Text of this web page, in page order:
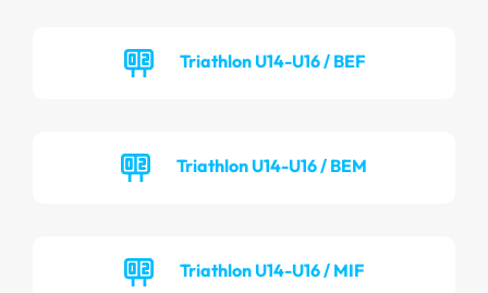
Triathlon U14-U16 / BEF
Triathlon U14-U16 / BEM
Triathlon U14-U16 / MIF